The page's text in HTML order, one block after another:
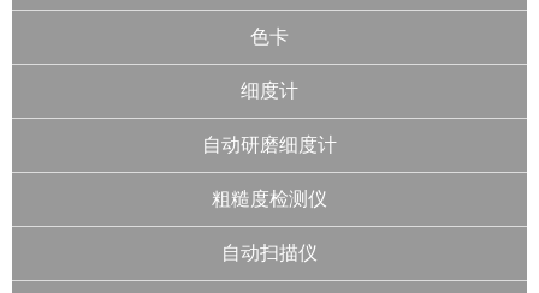
色卡
细度计
自动研磨细度计
粗糙度检测仪
自动扫描仪